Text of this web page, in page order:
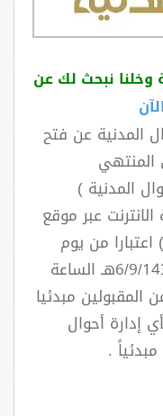
نبحث لك عن
المدنية عن فتح
المنتهي
المدنية )
عبر موقع
وزارة الداخلية (jobs.moi.gov.sa) اعتبارا من يوم
الاحد 2/9/1438هـ وحتى يوم 6/9/1438هـ الساعة
المقبولين مبدئيا
إدارة أحوال
.